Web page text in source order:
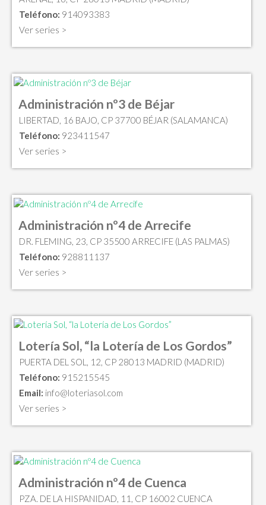
Teléfono: 914093383
Ver series >
Administración nº3 de Béjar
LIBERTAD, 16 BAJO, CP 37700 BÉJAR (SALAMANCA)
Teléfono: 923411547
Ver series >
Administración nº4 de Arrecife
DR. FLEMING, 23, CP 35500 ARRECIFE (LAS PALMAS)
Teléfono: 928811137
Ver series >
Lotería Sol, “la Lotería de Los Gordos”
PUERTA DEL SOL, 12, CP 28013 MADRID (MADRID)
Teléfono: 915215545
Email: info@loteriasol.com
Ver series >
Administración nº4 de Cuenca
PZA. DE LA HISPANIDAD, 11, CP 16002 CUENCA